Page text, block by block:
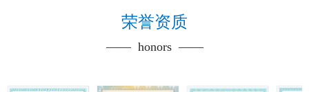
荣誉资质
—— honors ——